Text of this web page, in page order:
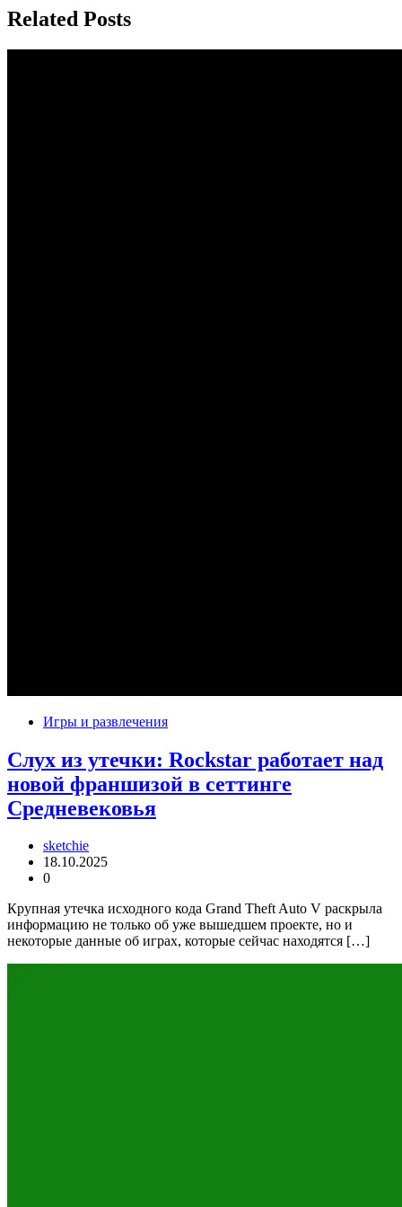
Related Posts
Игры и развлечения
Слух из утечки: Rockstar работает над
новой франшизой в сеттинге
Средневековья
sketchie
18.10.2025
0
Крупная утечка исходного кода Grand Theft Auto V раскрыла
информацию не только об уже вышедшем проекте, но и
некоторые данные об играх, которые сейчас находятся […]